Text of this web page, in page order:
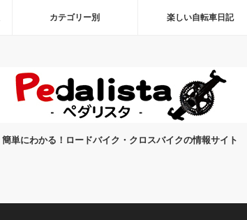
カテゴリー別 楽しい自転車日記
簡単にわかる！ロードバイク・クロスバイクの情報サイト